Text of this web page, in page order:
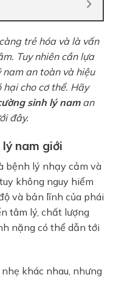
trẻ hóa và là vấn
Tuy nhiên cần lựa
nam an toàn và hiệu
cho cơ thể. Hãy
sinh lý naman
đây.
nam giới
bệnh lý nhạy cảm và
không nguy hiểm
và bản lĩnh của phái
tâm lý, chất lượng
nặng có thể dẫn tới
khác nhau, nhưng